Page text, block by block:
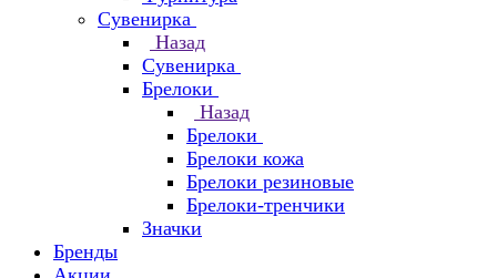
Сувенирка
Назад
Сувенирка
Брелоки
Назад
Брелоки
Брелоки кожа
Брелоки резиновые
Брелоки-тренчики
Значки
Бренды